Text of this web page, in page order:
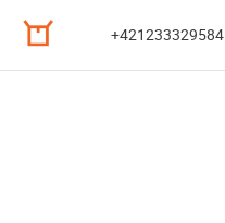
+421233329584